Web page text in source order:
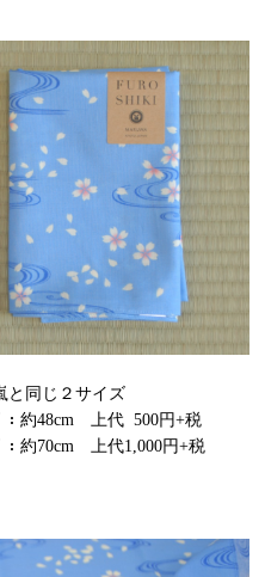
と同じ２サイズ
約48cm 上代 500円+税
約70cm 上代1,000円+税